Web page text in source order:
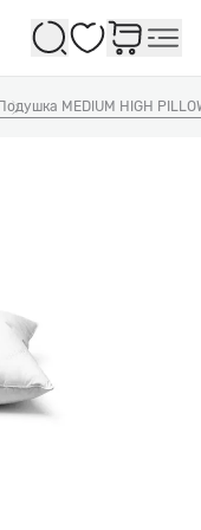
Обране
Подушка MEDIUM HIGH